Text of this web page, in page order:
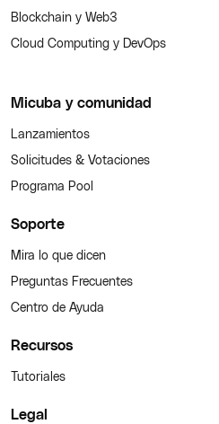
Blockchain y Web3
Cloud Computing y DevOps
Micuba y comunidad
Lanzamientos
Solicitudes & Votaciones
Programa Pool
Soporte
Mira lo que dicen
Preguntas Frecuentes
Centro de Ayuda
Recursos
Tutoriales
Legal